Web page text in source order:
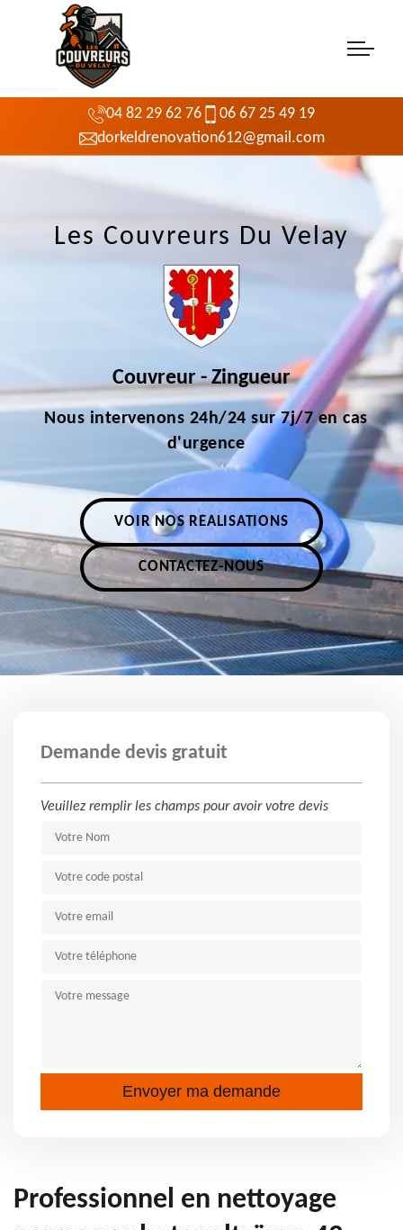
04 82 29 62 76
06 67 25 49 19
dorkeldrenovation612@gmail.com
Les Couvreurs Du Velay
Couvreur - Zingueur
Nous intervenons 24h/24 sur 7j/7 en cas
d'urgence
VOIR NOS RÉALISATIONS
CONTACTEZ-NOUS
Demande devis gratuit
Veuillez remplir les champs pour avoir votre devis
Professionnel en nettoyage